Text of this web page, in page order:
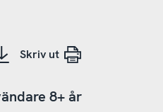
Skriv ut
8+ år